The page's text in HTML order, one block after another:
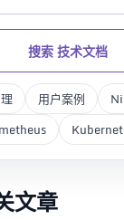
搜索 技术文档
用户案例
文章